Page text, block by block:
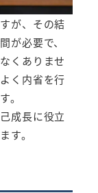
が、その結
が必要で、
くありませ
く内省を行
。
成長に役立
す。